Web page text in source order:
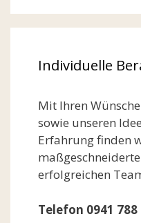
Individuelle
Mit Ihren
sowie unseren
Erfahrung finden
erfolgreichen
Telefon 0941 788